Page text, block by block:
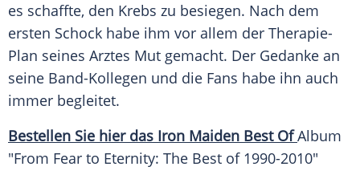
es schaffte, den Krebs zu besiegen. Nach dem
ersten Schock habe ihm vor allem der Therapie-
Plan seines Arztes Mut gemacht. Der Gedanke an
seine Band-Kollegen und die Fans habe ihn auch
immer begleitet.
Bestellen Sie hier das Iron Maiden Best OfAlbum
"From Fear to Eternity: The Best of 1990-2010"